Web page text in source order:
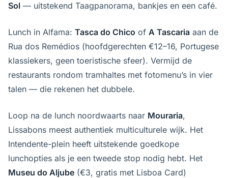
Sol — uitstekend Taagpanorama, bankjes en een café.
Lunch in Alfama: Tasca do Chico of A Tascaria aan de
Rua dos Remédios (hoofdgerechten €12–16, Portugese
klassiekers, geen toeristische sfeer). Vermijd de
restaurants rondom tramhaltes met fotomenu’s in vier
talen — die rekenen het dubbele.
Loop na de lunch noordwaarts naar Mouraria,
Lissabons meest authentiek multiculturele wijk. Het
Intendente-plein heeft uitstekende goedkope
lunchopties als je een tweede stop nodig hebt. Het
Museu do Aljube (€3, gratis met Lisboa Card)